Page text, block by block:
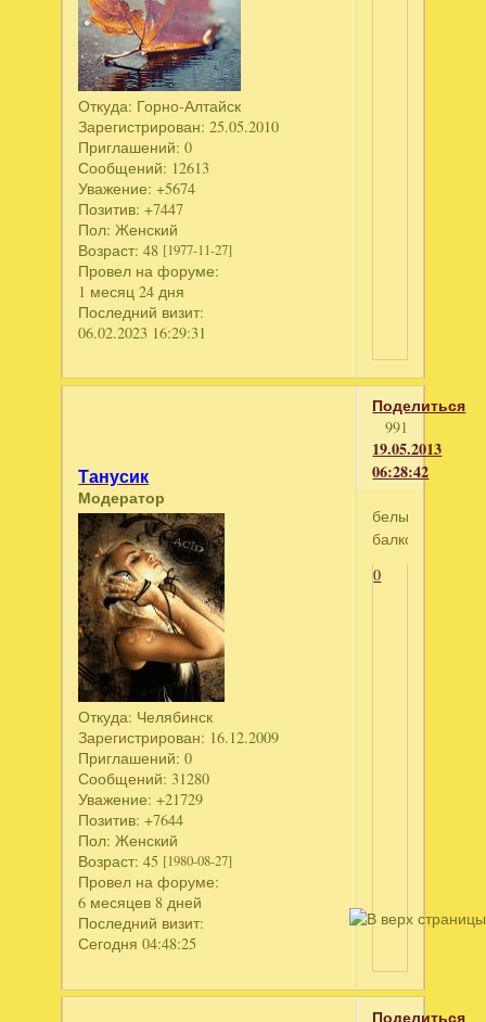
Откуда: Горно-Алтайск
Зарегистрирован: 25.05.2010
Приглашений: 0
Сообщений: 12613
Уважение: +5674
Позитив: +7447
Пол: Женский
Возраст: 48 [1977-11-27]
Провел на форуме:
1 месяц 24 дня
Последний визит:
06.02.2023 16:29:31
Поделиться
991
19.05.2013
06:28:42
Танусик
Модератор
Откуда: Челябинск
Зарегистрирован: 16.12.2009
Приглашений: 0
Сообщений: 31280
Уважение: +21729
Позитив: +7644
Пол: Женский
Возраст: 45 [1980-08-27]
Провел на форуме:
6 месяцев 8 дней
Последний визит:
Сегодня 04:48:25
белый
балкон
0
Поделиться